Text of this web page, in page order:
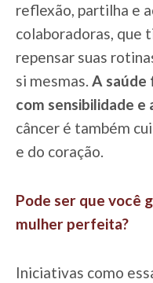
reflexão, partilha e
colaboradoras, que
repensar suas
si mesmas. A saúde
com sensibilidade e
câncer é também
e do coração.
Pode ser que você
mulher perfeita?
Iniciativas como